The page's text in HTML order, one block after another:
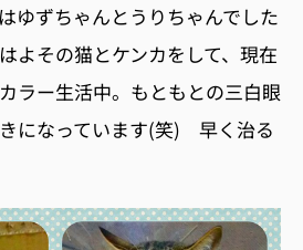
ゆずちゃんとうりちゃんでした
よその猫とケンカをして、現在
ラー生活中。もともとの三白眼
になっています(笑) 早く治る